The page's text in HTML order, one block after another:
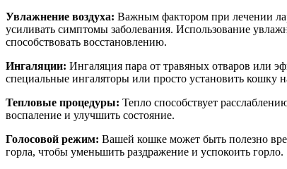
Увлажнение воздуха: Важным фактором при лечении
усиливать симптомы заболевания. Использование
способствовать восстановлению.
Ингаляции: Ингаляция пара от травяных отваров или
специальные ингаляторы или просто установить
Тепловые процедуры: Тепло способствует
воспаление и улучшить состояние.
Голосовой режим: Вашей кошке может быть полезно
горла, чтобы уменьшить раздражение и успокоить горло.